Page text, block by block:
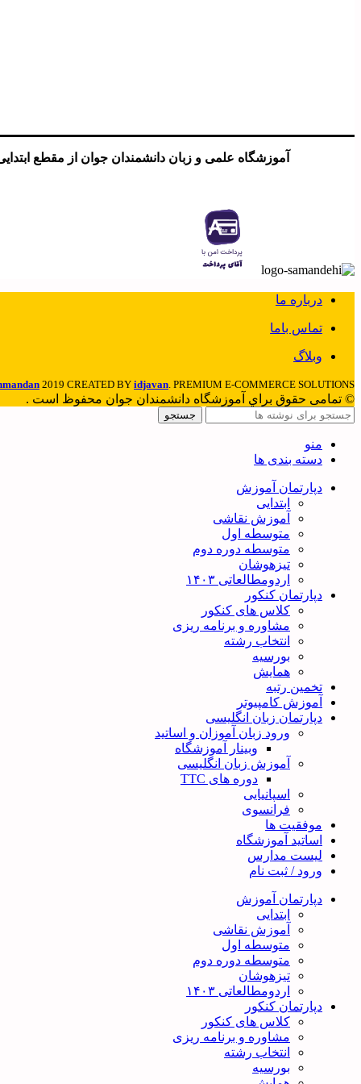
آموزشگاه علمی و زبان دانشمندان جوان از مقطع ابتدایی تا کنکوراز سال ۱۳۸۴ در کنار تمامی دانش آموزانیست که
درباره ما
تماس باما
وبلاگ
2019 CREATED BY idjavan . PREMIUM E-COMMERCE SOLUTIONS.
© تمامی حقوق براي آموزشگاه دانشمندان جوان محفوظ است .
جستجو
منو
دسته بندی ها
دپارتمان آموزش
ابتدایی
آموزش نقاشی
متوسطه اول
متوسطه دوره دوم
تیزهوشان
اردومطالعاتی ۱۴۰۳
دپارتمان کنکور
کلاس های کنکور
مشاوره و برنامه ریزی
انتخاب رشته
بورسیه
همایش
تخمین رتبه
آموزش کامپیوتر
دپارتمان زبان انگلیسی
ورود زبان آموزان و اساتید
وبینار آموزشگاه
آموزش زبان انگلیسی
دوره های TTC
اسپانیایی
فرانسوی
موفقیت ها
اساتید آموزشگاه
لیست مدارس
ورود / ثبت نام
دپارتمان آموزش
ابتدایی
آموزش نقاشی
متوسطه اول
متوسطه دوره دوم
تیزهوشان
اردومطالعاتی ۱۴۰۳
دپارتمان کنکور
کلاس های کنکور
مشاوره و برنامه ریزی
انتخاب رشته
بورسیه